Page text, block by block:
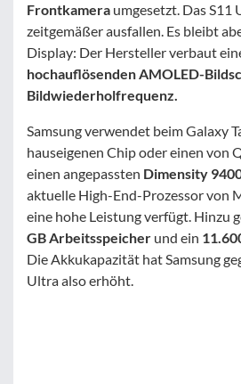
Frontkamera umgesetzt. Das
zeitgemäßer ausfallen. Es bleibt
Display: Der Hersteller verbaut
hochauflösenden AMOLED-
Bildwiederholfrequenz.
Samsung verwendet beim Galaxy
hauseigenen Chip oder einen von
einen angepassten Dimensity
aktuelle High-End-Prozessor von
eine hohe Leistung verfügt. Hinzu
GB Arbeitsspeicher und ein
Die Akkukapazität hat Samsung
Ultra also erhöht.